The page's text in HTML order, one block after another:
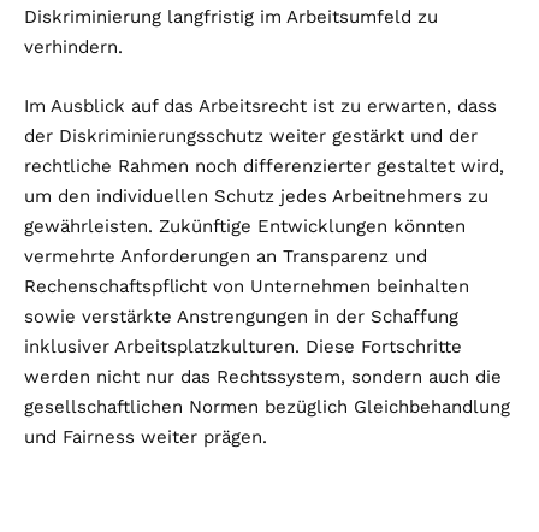
Diskriminierung langfristig im Arbeitsumfeld zu
verhindern.
Im Ausblick auf das Arbeitsrecht ist zu erwarten, dass
der Diskriminierungsschutz weiter gestärkt und der
rechtliche Rahmen noch differenzierter gestaltet wird,
um den individuellen Schutz jedes Arbeitnehmers zu
gewährleisten. Zukünftige Entwicklungen könnten
vermehrte Anforderungen an Transparenz und
Rechenschaftspflicht von Unternehmen beinhalten
sowie verstärkte Anstrengungen in der Schaffung
inklusiver Arbeitsplatzkulturen. Diese Fortschritte
werden nicht nur das Rechtssystem, sondern auch die
gesellschaftlichen Normen bezüglich Gleichbehandlung
und Fairness weiter prägen.